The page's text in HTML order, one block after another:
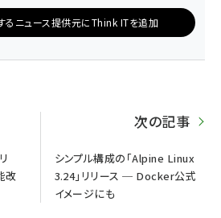
るニュース提供元にThink ITを追加
改
次の記事
シンプル構成の「Alpine Linux
3.24」リリース ─ Docker公式
イメージにも